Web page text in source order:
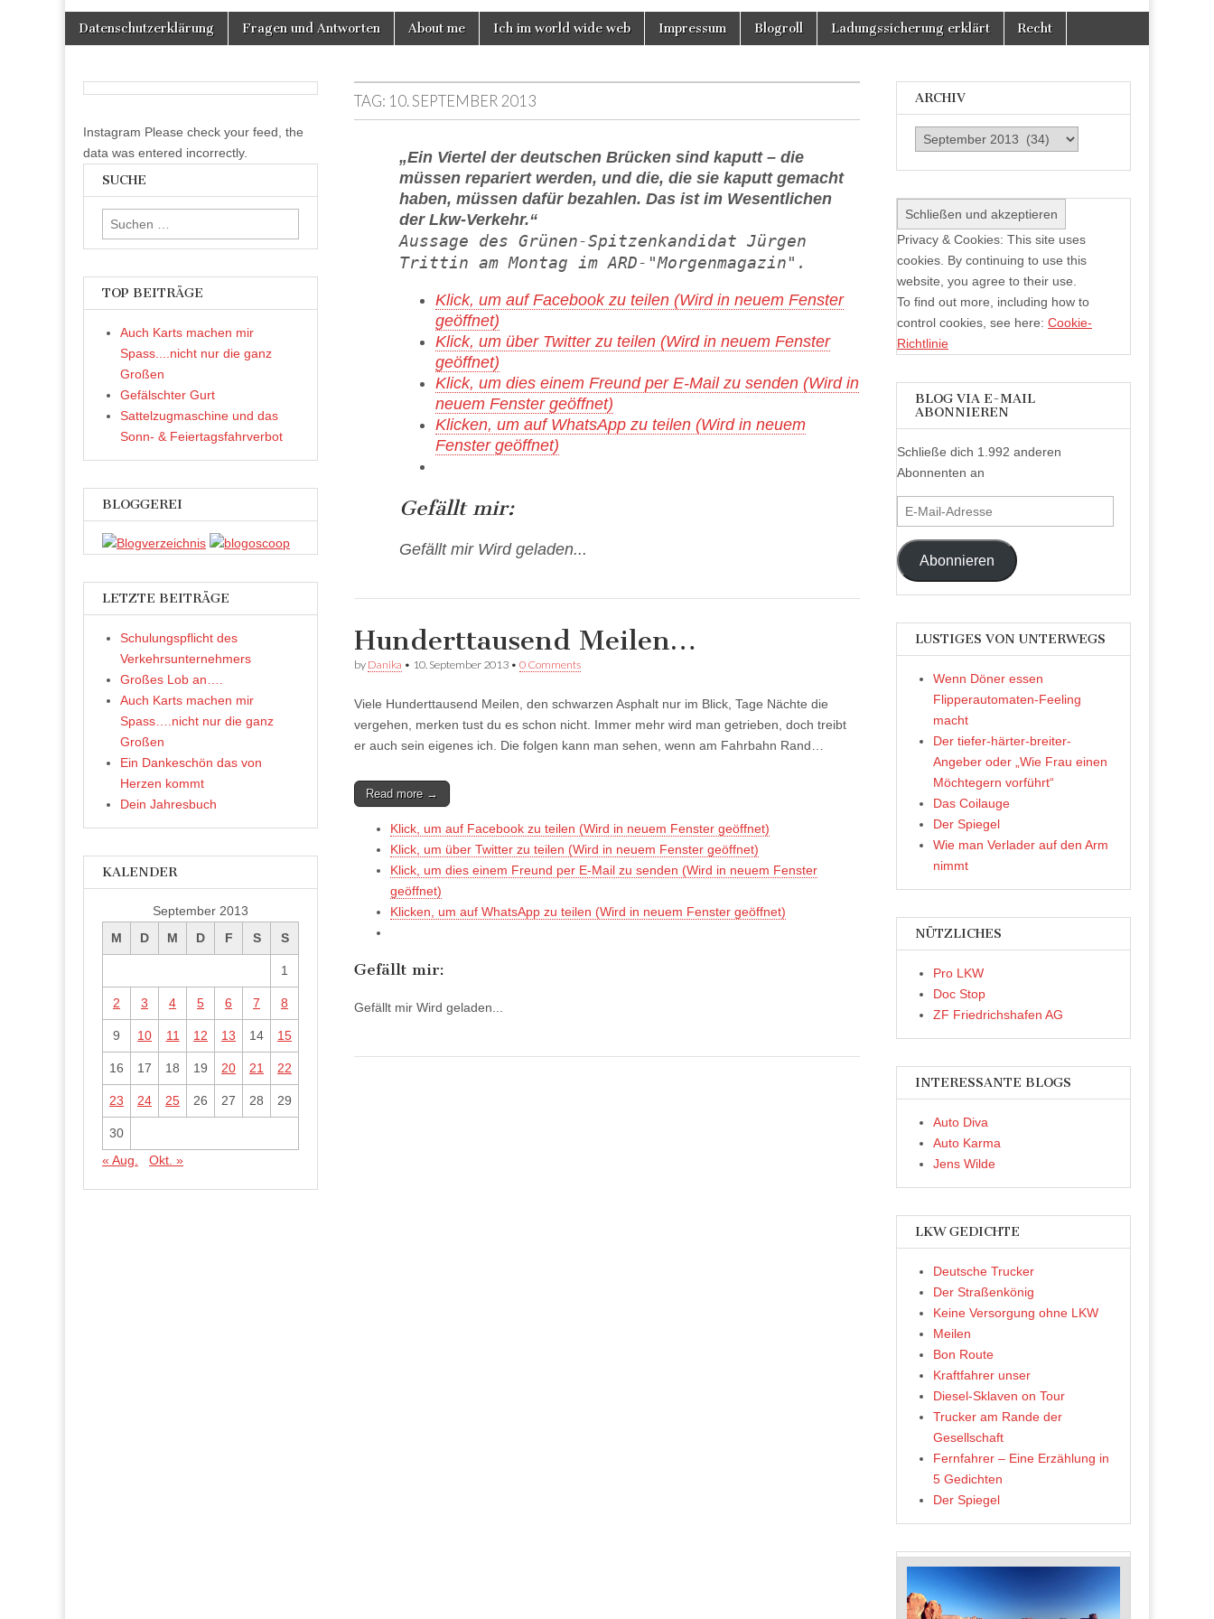
anzeigen
anzeigen
Instagram
anzeigen
Main
menu
Skip
Datenschutzerklärung Fragen und Antworten About me Ich im world wide web Impressum Blogroll Ladungssicherung erklärt Recht
TAG: 10. SEPTEMBER 2013
„Ein Viertel der deutschen Brücken sind kaputt – die
müssen repariert werden, und die, die sie kaputt gemacht
haben, müssen dafür bezahlen. Das ist im Wesentlichen
der Lkw-Verkehr.“
Aussage des Grünen-Spitzenkandidat Jürgen
Trittin am Montag im ARD-"Morgenmagazin".
Klick, um auf Facebook zu teilen (Wird in neuem Fenster
geöffnet)
Klick, um über Twitter zu teilen (Wird in neuem Fenster
geöffnet)
Klick, um dies einem Freund per E-Mail zu senden (Wird in
neuem Fenster geöffnet)
Klicken, um auf WhatsApp zu teilen (Wird in neuem
Fenster geöffnet)
Gefällt mir:
Gefällt mir Wird geladen...
Hunderttausend Meilen…
by Danika • 10. September 2013 • 0 Comments
Viele Hunderttausend Meilen, den schwarzen Asphalt nur im Blick, Tage Nächte die
vergehen, merken tust du es schon nicht. Immer mehr wird man getrieben, doch treibt
er auch sein eigenes ich. Die folgen kann man sehen, wenn am Fahrbahn Rand…
Read more →
Klick, um auf Facebook zu teilen (Wird in neuem Fenster geöffnet)
Klick, um über Twitter zu teilen (Wird in neuem Fenster geöffnet)
Klick, um dies einem Freund per E-Mail zu senden (Wird in neuem Fenster
geöffnet)
Klicken, um auf WhatsApp zu teilen (Wird in neuem Fenster geöffnet)
Gefällt mir:
Gefällt mir Wird geladen...
Instagram Please check your feed, the
data was entered incorrectly.
SUCHE
Suchen
nach:
TOP BEITRÄGE
Auch Karts machen mir
Spass....nicht nur die ganz
Großen
Gefälschter Gurt
Sattelzugmaschine und das
Sonn- & Feiertagsfahrverbot
BLOGGEREI
LETZTE BEITRÄGE
Schulungspflicht des
Verkehrsunternehmers
Großes Lob an….
Auch Karts machen mir
Spass….nicht nur die ganz
Großen
Ein Dankeschön das von
Herzen kommt
Dein Jahresbuch
KALENDER
September 2013
M
D M D F S S
1
2 3 4 5 6 7 8
9 10 11 12 13 14 15
16 17 18 19 20 21 22
23 24 25 26 27 28 29
30
« Aug.
Okt. »
ARCHIV
Archiv
Privacy & Cookies: This site uses
cookies. By continuing to use this
website, you agree to their use.
To find out more, including how to
control cookies, see here: Cookie-
Richtlinie
BLOG VIA E-MAIL
ABONNIEREN
Schließe dich 1.992 anderen
Abonnenten an
E-
Mail-
Adresse
Abonnieren
LUSTIGES VON UNTERWEGS
Wenn Döner essen
Flipperautomaten-Feeling
macht
Der tiefer-härter-breiter-
Angeber oder „Wie Frau einen
Möchtegern vorführt“
Das Coilauge
Der Spiegel
Wie man Verlader auf den Arm
nimmt
NÜTZLICHES
Pro LKW
Doc Stop
ZF Friedrichshafen AG
INTERESSANTE BLOGS
Auto Diva
Auto Karma
Jens Wilde
LKW GEDICHTE
Deutsche Trucker
Der Straßenkönig
Keine Versorgung ohne LKW
Meilen
Bon Route
Kraftfahrer unser
Diesel-Sklaven on Tour
Trucker am Rande der
Gesellschaft
Fernfahrer – Eine Erzählung in
5 Gedichten
Der Spiegel